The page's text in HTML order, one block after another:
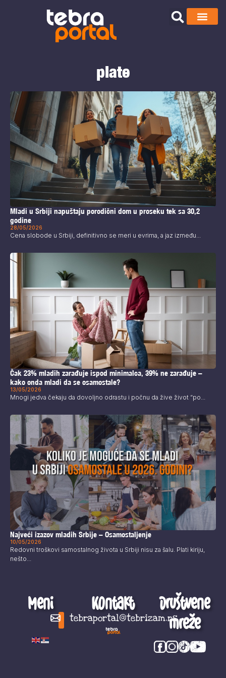
plate
Mladi u Srbiji napuštaju porodični dom u proseku tek sa 30,2
godine
28/05/2026
Cena slobode u Srbiji, definitivno se meri u evrima, a jaz između...
Čak 23% mladih zarađuje ispod minimalca, 39% ne zarađuje –
kako onda mladi da se osamostale?
13/05/2026
Mnogi jedva čekaju da dovoljno odrastu i počnu da žive život “po...
Najveći izazov mladih Srbije – Osamostaljenje
10/05/2026
Redovni troškovi samostalnog života u Srbiji nisu za šalu. Plati kiriju,
nešto...
Meni Kontakt
tebraportal@tebrizam.rs
Društvene
mreže